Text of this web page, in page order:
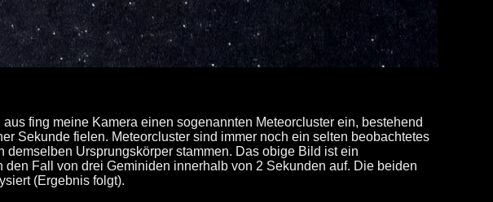
fing meine Kamera einen sogenannten Meteorcluster ein, bestehend
Sekunde fielen. Meteorcluster sind immer noch ein selten beobachtetes
Ursprungskörper stammen. Das obige Bild ist ein
Fall von drei Geminiden innerhalb von 2 Sekunden auf. Die beiden
(Ergebnis folgt).